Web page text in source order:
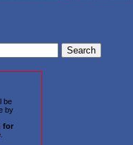
be
by
for